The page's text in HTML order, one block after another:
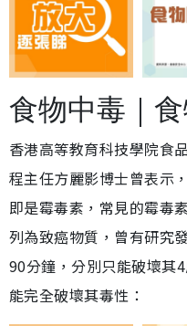
食物中毒｜
香港高等教育科技學院食
程主任方麗影博士曾表示
即是霉毒素，常見的霉毒
列為致癌物質，曾有研究
90分鐘，分別只能破壞其
能完全破壞其毒性：